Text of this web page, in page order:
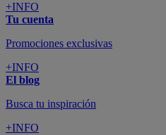
+INFO
Tu cuenta
Promociones exclusivas
+INFO
El blog
Busca tu inspiración
+INFO